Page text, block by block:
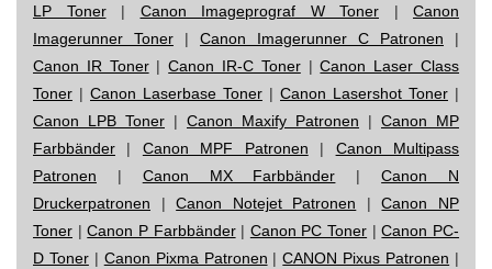
LP Toner| Canon Imageprograf W Toner | Canon
Imagerunner Toner | Canon Imagerunner C Patronen |
Canon IR Toner|Canon IR-C Toner|Canon Laser Class
Toner | Canon Laserbase Toner | Canon Lasershot Toner |
Canon LPB Toner | Canon Maxify Patronen | Canon MP
Farbbänder | Canon MPF Patronen | Canon Multipass
Patronen | Canon MX Farbbänder |Canon N
Druckerpatronen |Canon Notejet Patronen |Canon NP
Toner |Canon P Farbbänder| Canon PC Toner |Canon PC-
D Toner| Canon Pixma Patronen |CANON Pixus Patronen |